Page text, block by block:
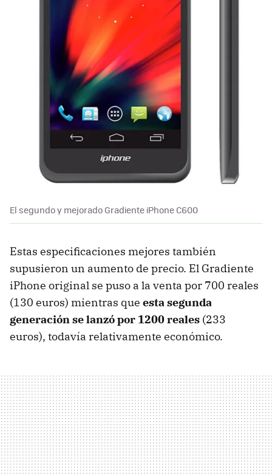
El segundo y mejorado Gradiente iPhone C600
Estas especificaciones mejores también
supusieron un aumento de precio. El Gradiente
iPhone original se puso a la venta por 700 reales
(130 euros) mientras que esta segunda
generación se lanzó por 1200 reales (233
euros), todavía relativamente económico.